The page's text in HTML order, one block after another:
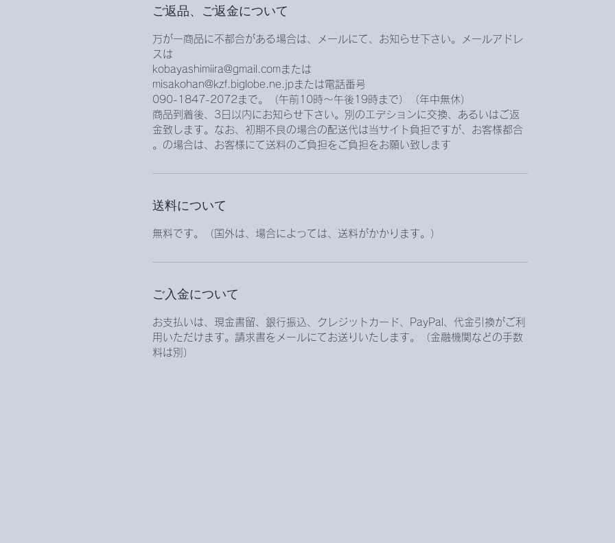
ご返品、ご返金について
万が一商品に不都合がある場合は、メールにて、お知らせ下さい。メールアドレ
スは
kobayashimiira@gmail.comまたは
misakohan@kzf.biglobe.ne.jpまたは電話番号
090-1847-2072まで。（午前10時〜午後19時まで）（年中無休）
商品到着後、3日以内にお知らせ下さい。別のエデションに交換、あるいはご返
金致します。なお、初期不良の場合の配送代は当サイト負担ですが、お客様都合
の場合は、お客様にて送料のご負担をご負担をお願い致します。
送料について
無料です。（国外は、場合によっては、送料がかかります。）
ご入金について
お支払いは、現金書留、銀行振込、クレジットカード、PayPal、代金引換がご利
用いただけます。請求書をメールにてお送りいたします。（金融機関などの手数
料は別）